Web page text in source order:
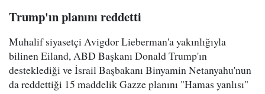
Trump'ın planını reddetti
Muhalif siyasetçi Avigdor Lieberman'a yakınlığıyla
bilinen Eiland, ABD Başkanı Donald Trump'ın
desteklediği ve İsrail Başbakanı Binyamin Netanyahu'nun
da reddettiği 15 maddelik Gazze planını "Hamas yanlısı"